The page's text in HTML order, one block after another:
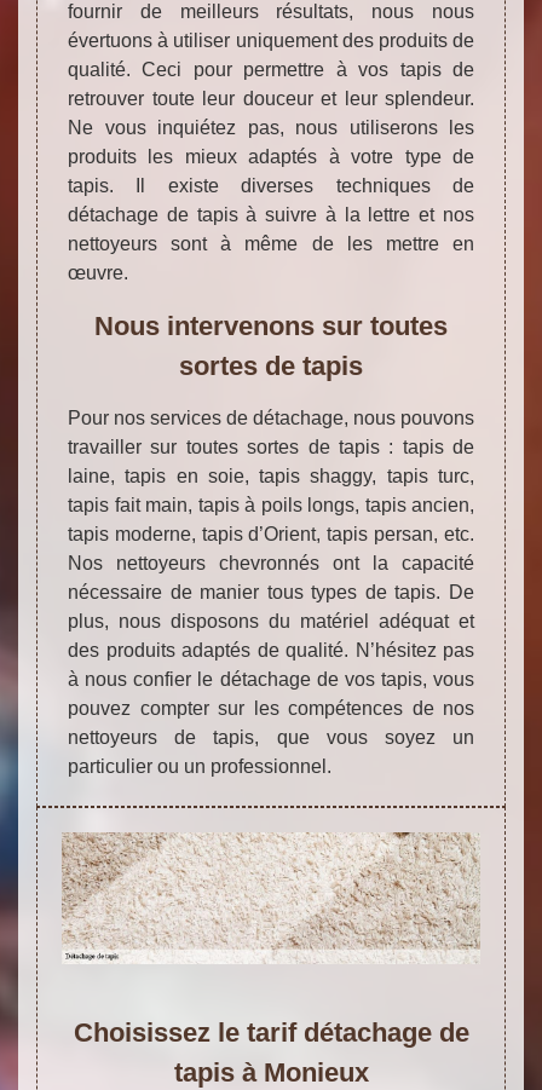
fournir de meilleurs résultats, nous nous
évertuons à utiliser uniquement des produits de
qualité. Ceci pour permettre à vos tapis de
retrouver toute leur douceur et leur splendeur.
Ne vous inquiétez pas, nous utiliserons les
produits les mieux adaptés à votre type de
tapis. Il existe diverses techniques de
détachage de tapis à suivre à la lettre et nos
nettoyeurs sont à même de les mettre en
œuvre.
Nous intervenons sur toutes
sortes de tapis
Pour nos services de détachage, nous pouvons
travailler sur toutes sortes de tapis : tapis de
laine, tapis en soie, tapis shaggy, tapis turc,
tapis fait main, tapis à poils longs, tapis ancien,
tapis moderne, tapis d’Orient, tapis persan, etc.
Nos nettoyeurs chevronnés ont la capacité
nécessaire de manier tous types de tapis. De
plus, nous disposons du matériel adéquat et
des produits adaptés de qualité. N’hésitez pas
à nous confier le détachage de vos tapis, vous
pouvez compter sur les compétences de nos
nettoyeurs de tapis, que vous soyez un
particulier ou un professionnel.
Choisissez le tarif détachage de
tapis à Monieux